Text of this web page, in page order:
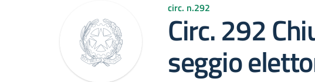
circ. n.292
Circ. 292
seggio